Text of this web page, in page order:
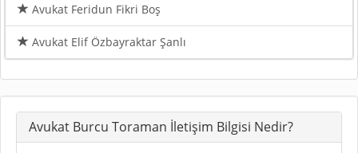
Avukat Feridun Fikri Boş
Avukat Elif Özbayraktar Şanlı
Avukat Burcu Toraman İletişim Bilgisi Nedir?